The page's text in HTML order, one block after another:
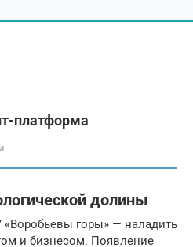
платформа
долины
горы» — наладить
и бизнесом. Появление